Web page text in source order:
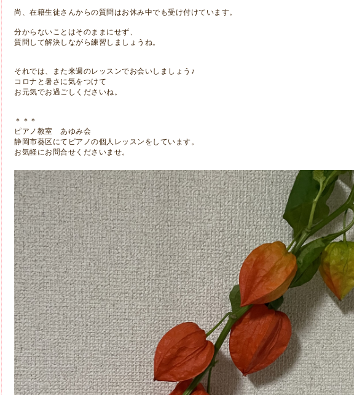
尚、在籍生徒さんからの質問はお休み中でも受け付けています。
分からないことはそのままにせず、
質問して解決しながら練習しましょうね。
それでは、また来週のレッスンでお会いしましょう♪
コロナと暑さに気をつけて
お元気でお過ごしくださいね。
＊＊＊
ピアノ教室 あゆみ会
静岡市葵区にてピアノの個人レッスンをしています。
お気軽にお問合せくださいませ。